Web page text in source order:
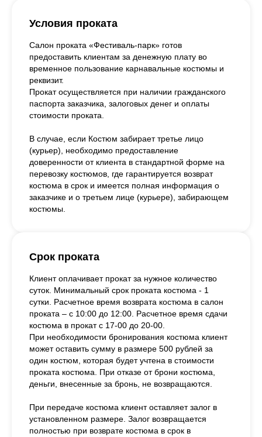
Условия проката
Салон проката «Фестиваль-парк» готов
предоставить клиентам за денежную плату во
временное пользование карнавальные костюмы и
реквизит.
Прокат осуществляется при наличии гражданского
паспорта заказчика, залоговых денег и оплаты
стоимости проката.
В случае, если Костюм забирает третье лицо
(курьер), необходимо предоставление
доверенности от клиента в стандартной форме на
перевозку костюмов, где гарантируется возврат
костюма в срок и имеется полная информация о
заказчике и о третьем лице (курьере), забирающем
костюмы.
Срок проката
Клиент оплачивает прокат за нужное количество
суток. Минимальный срок проката костюма - 1
сутки. Расчетное время возврата костюма в салон
проката – с 10:00 до 12:00. Расчетное время сдачи
костюма в прокат с 17-00 до 20-00.
При необходимости бронирования костюма клиент
может оставить сумму в размере 500 рублей за
один костюм, которая будет учтена в стоимости
проката костюма. При отказе от брони костюма,
деньги, внесенные за бронь, не возвращаются.
При передаче костюма клиент оставляет залог в
установленном размере. Залог возвращается
полностью при возврате костюма в срок в